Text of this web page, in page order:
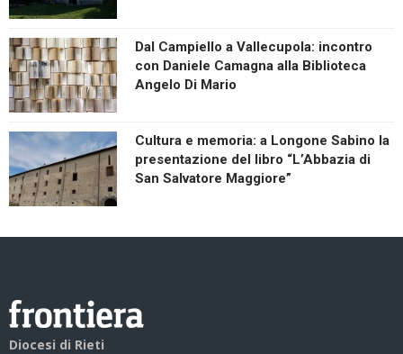
Dal Campiello a Vallecupola: incontro
con Daniele Camagna alla Biblioteca
Angelo Di Mario
Cultura e memoria: a Longone Sabino la
presentazione del libro “L’Abbazia di
San Salvatore Maggiore”
Diocesi di Rieti